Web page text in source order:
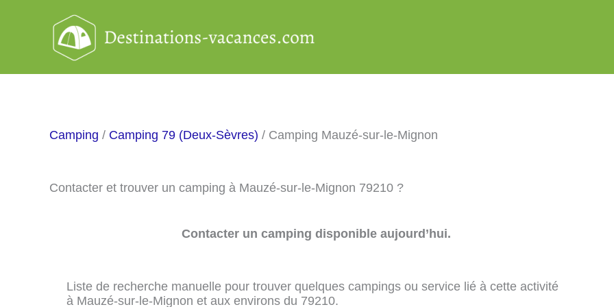
Camping / Camping 79 (Deux-Sèvres) / Camping Mauzé-sur-le-Mignon
Contacter et trouver un camping à Mauzé-sur-le-Mignon 79210 ?
Contacter un camping disponible aujourd’hui.
Liste de recherche manuelle pour trouver quelques campings ou service lié à cette activité
à Mauzé-sur-le-Mignon et aux environs du 79210.